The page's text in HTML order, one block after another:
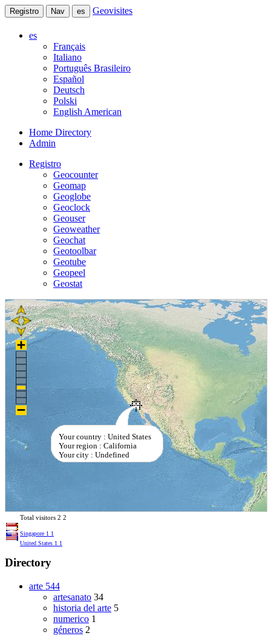
Registro Nav es Geovisites
es
Français
Italiano
Português Brasileiro
Español
Deutsch
Polski
English American
Home Directory
Admin
Registro
Geocounter
Geomap
Geoglobe
Geoclock
Geouser
Geoweather
Geochat
Geotoolbar
Geotube
Geopeel
Geostat
Your country : United States
Your region : California
Your city : Undefined
Total visitors 2 2
Singapore 1 1
United States 1 1
Directory
arte 544
artesanato 34
historia del arte 5
numerico 1
géneros 2